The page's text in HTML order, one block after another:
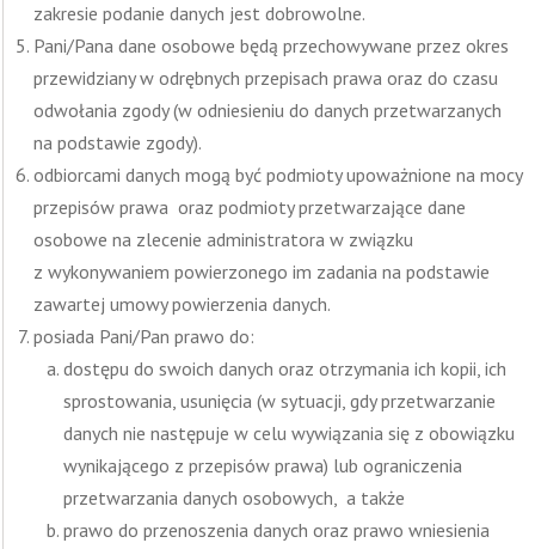
zakresie podanie danych jest dobrowolne.
Pani/Pana dane osobowe będą przechowywane przez okres
przewidziany w odrębnych przepisach prawa oraz do czasu
odwołania zgody (w odniesieniu do danych przetwarzanych
na podstawie zgody).
odbiorcami danych mogą być podmioty upoważnione na mocy
przepisów prawa oraz podmioty przetwarzające dane
osobowe na zlecenie administratora w związku
z wykonywaniem powierzonego im zadania na podstawie
zawartej umowy powierzenia danych.
posiada Pani/Pan prawo do:
dostępu do swoich danych oraz otrzymania ich kopii, ich
sprostowania, usunięcia (w sytuacji, gdy przetwarzanie
danych nie następuje w celu wywiązania się z obowiązku
wynikającego z przepisów prawa) lub ograniczenia
przetwarzania danych osobowych, a także
prawo do przenoszenia danych oraz prawo wniesienia